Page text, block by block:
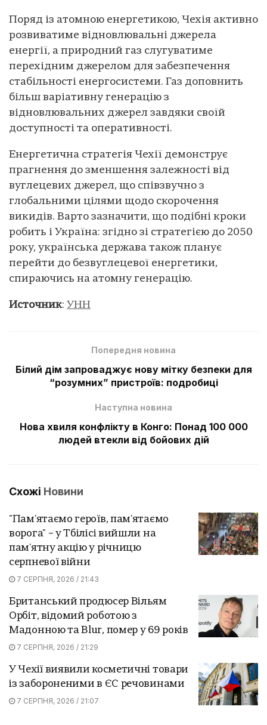
Поряд із атомною енергетикою, Чехія активно
розвиватиме відновлювальні джерела
енергії, а природний газ слугуватиме
перехідним джерелом для забезпечення
стабільності енергосистеми. Газ доповнить
більш варіативну генерацію з
відновлювальних джерел завдяки своїй
доступності та оперативності.
Енергетична стратегія Чехії демонструє
прагнення до зменшення залежності від
вуглецевих джерел, що співзвучно з
глобальними цілями щодо скорочення
викидів. Варто зазначити, що подібні кроки
робить і Україна: згідно зі стратегією до 2050
року, українська держава також планує
перейти до безвуглецевої енергетики,
спираючись на атомну генерацію.
Источник: УНН
Попередня новина
Білий дім запроваджує нову мітку безпеки для
“розумних” пристроїв: подробиці
Наступна новина
Нова хвиля конфлікту в Конго: Понад 100 000
людей втекли від бойових дій
Схожі Новини
"Пам'ятаємо героїв, пам'ятаємо
ворога" – у Тбілісі вийшли на
пам'ятну акцію у річницю
серпневої війни
7 СЕРПНЯ, 2026 / 21:43
Британський продюсер Вільям
Орбіт, відомий роботою з
Мадонною та Blur, помер у 69 років
7 СЕРПНЯ, 2026 / 21:29
У Чехії виявили косметичні товари
із забороненими в ЄС речовинами
7 СЕРПНЯ, 2026 / 21:07